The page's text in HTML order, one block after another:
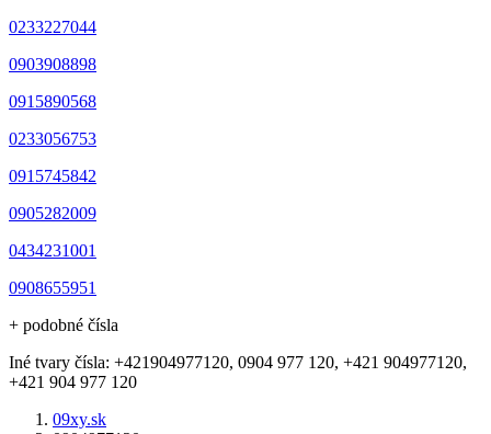
0233227044
0903908898
0915890568
0233056753
0915745842
0905282009
0434231001
0908655951
+ podobné čísla
Iné tvary čísla: +421904977120, 0904 977 120, +421 904977120,
+421 904 977 120
09xy.sk